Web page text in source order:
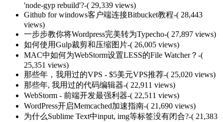
'node-gyp rebuild'?-( 29,339 views)
Github for windows客户端连接Bitbucket教程-( 28,443
views)
一步步教你将Wordpress完美转为Typecho-( 27,897 views)
如何使用Gulp裁剪和压缩图片-( 26,005 views)
MAC中如何为WebStorm设置LESS的File Watcher？ -(
25,351 views)
那些年，我用过的VPS - $5美元VPS推荐-( 25,020 views)
那些年, 我用过的代码编辑器-( 22,911 views)
WebStorm - 前端开发最强利器-( 22,511 views)
WordPress开启Memcached加速指南-( 21,690 views)
为什么Sublime Text中input, img等标签没有闭合?-( 21,383